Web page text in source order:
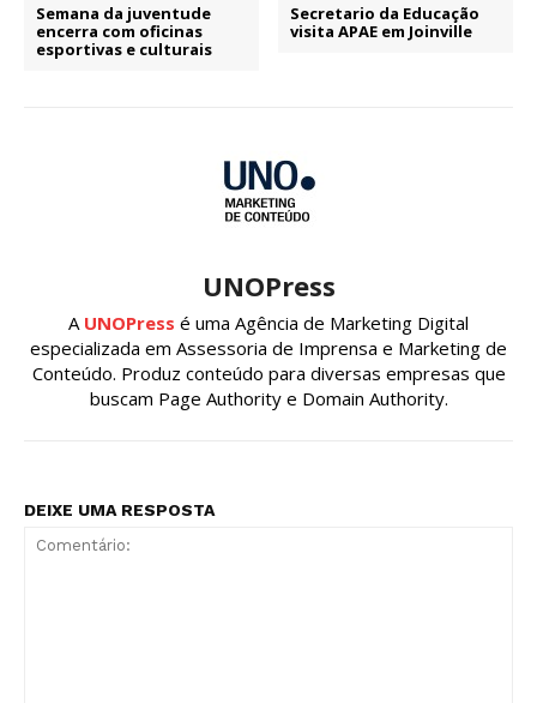
Semana da juventude
encerra com oficinas
esportivas e culturais
Secretario da Educação
visita APAE em Joinville
UNOPress
A UNOPress é uma Agência de Marketing Digital
especializada em Assessoria de Imprensa e Marketing de
Conteúdo. Produz conteúdo para diversas empresas que
buscam Page Authority e Domain Authority.
DEIXE UMA RESPOSTA